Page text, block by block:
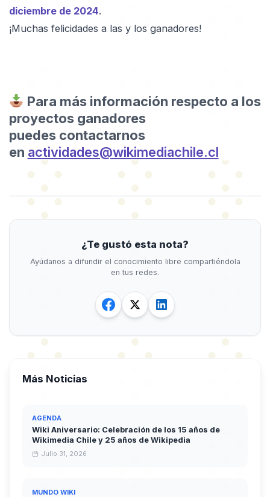
diciembre de 2024.
¡Muchas felicidades a las y los ganadores!
Para más información respecto a los
proyectos ganadores
puedes contactarnos
en actividades@wikimediachile.cl
¿Te gustó esta nota?
Ayúdanos a difundir el conocimiento libre compartiéndola
en tus redes.
Más Noticias
AGENDA
Wiki Aniversario: Celebración de los 15 años de
Wikimedia Chile y 25 años de Wikipedia
Julio 31, 2026
MUNDO WIKI